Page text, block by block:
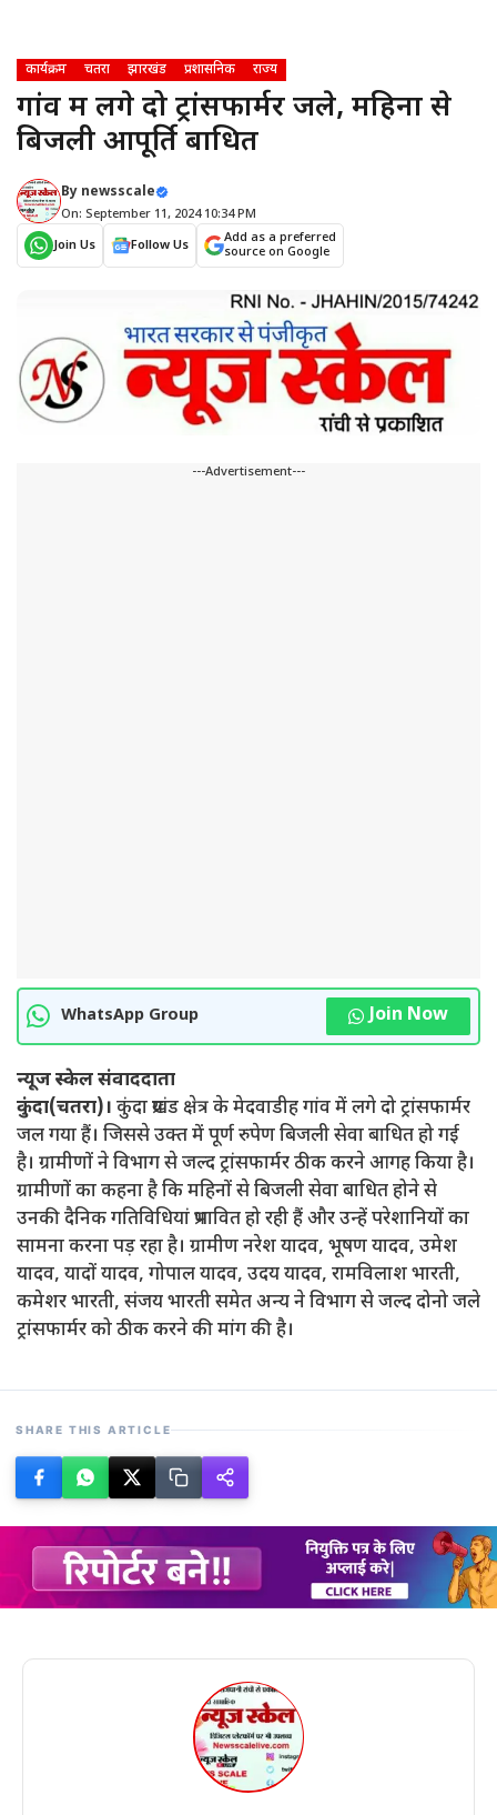
कार्यक्रम चतरा झारखंड प्रशासनिक राज्य
गांव में लगे दो ट्रांसफार्मर जले, महिनों से
बिजली आपूर्ति बाधित
By newsscale
On: September 11, 2024 10:34 PM
Join Us
Follow Us
Add as a preferred
source on Google
---Advertisement---
WhatsApp Group Join Now
न्यूज स्केल संवाददाता
कुंदा(चतरा)। कुंदा प्रखंड क्षेत्र के मेदवाडीह गांव में लगे दो ट्रांसफार्मर
जल गया हैं। जिससे उक्त में पूर्ण रुपेण बिजली सेवा बाधित हो गई
है। ग्रामीणों ने विभाग से जल्द ट्रांसफार्मर ठीक करने आगह किया है।
ग्रामीणों का कहना है कि महिनों से बिजली सेवा बाधित होने से
उनकी दैनिक गतिविधियां प्रभावित हो रही हैं और उन्हें परेशानियों का
सामना करना पड़ रहा है। ग्रामीण नरेश यादव, भूषण यादव, उमेश
यादव, यादों यादव, गोपाल यादव, उदय यादव, रामविलाश भारती,
कमेशर भारती, संजय भारती समेत अन्य ने विभाग से जल्द दोनो जले
ट्रांसफार्मर को ठीक करने की मांग की है।
SHARE THIS ARTICLE